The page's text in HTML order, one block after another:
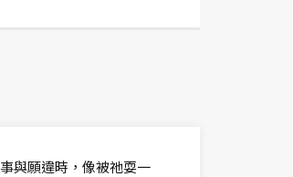
與願違時，像被祂耍一